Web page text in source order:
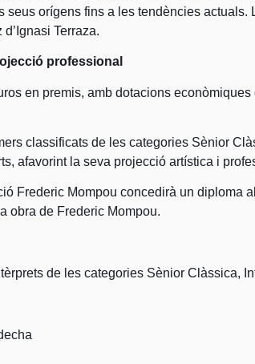
orígens fins a les tendències actuals.
Terraza.
professional
en premis, amb dotacions
classificats de les categories Sènior
afavorint la seva projecció artística i
Frederic Mompou concedirà un diploma
obra de Frederic Mompou.
de les categories Sènior Clàssica,